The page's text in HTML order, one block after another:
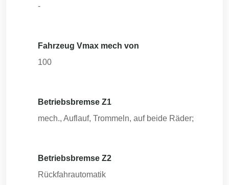
-
Fahrzeug Vmax mech von
100
Betriebsbremse Z1
mech., Auflauf, Trommeln, auf beide Räder;
Betriebsbremse Z2
Rückfahrautomatik